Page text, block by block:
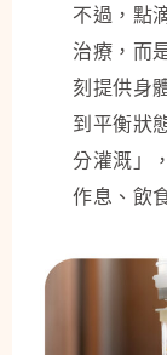
不過，點
治療，而
刻提供身
到平衡狀
分灌溉」
作息、飲